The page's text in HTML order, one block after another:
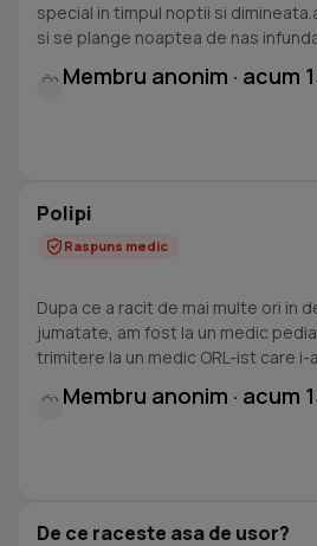
special in timpul noptii si
si se plange noaptea de nas
Membru anonim · acum
Polipi
Raspuns medic
Dupa ce a racit de mai multe ori in
jumatate, am fost la un medic
trimitere la un medic ORL-ist care i-
Membru anonim · acum
De ce raceste asa de usor?